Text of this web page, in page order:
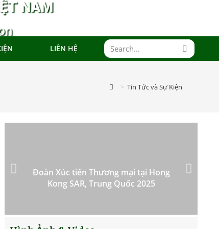
NAM
LIÊN HỆ
> Tin Tức và Sự Kiện
Đoàn Xúc tiến Thương mại tại Hong
Kong SAR, Trung Quốc 2025